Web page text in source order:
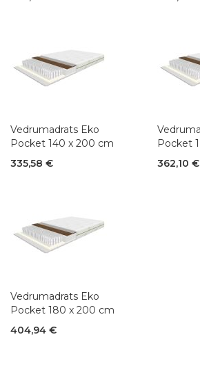
Vedrumadrats Eko
Pocket 140 x 200 cm
335,58 €
Pocket
362,10 €
Vedrumadrats Eko
Pocket 180 x 200 cm
404,94 €